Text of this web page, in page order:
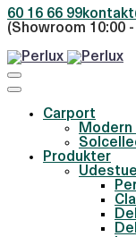
60 16 66 99
(Showroom 10:00
Carport
Produkter
Udestue